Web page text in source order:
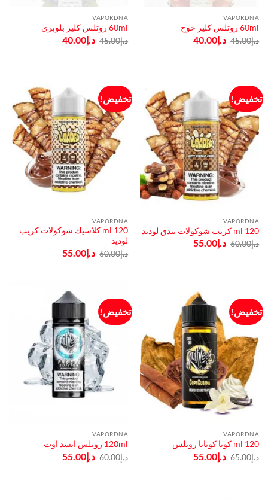
VAPORDNA
60ml روتلس كلير خوخ
د.إ45.00 السعر
الأصلي
د.إ40.00السعر
VAPORDNA
60ml روتلس كلير بلوبري
د.إ45.00 السعر
الأصلي
د.إ40.00السعر
تخفيض!
VAPORDNA
120 ml كريب شوكولات بندق لوديد
د.إ60.00 السعر
الأصلي
د.إ55.00السعر
الحالي
تخفيض!
VAPORDNA
120 ml كلاسيك شوكولات كريب
لوديد
د.إ60.00 السعر
الأصلي
د.إ55.00السعر
الحالي
تخفيض!
VAPORDNA
120 ml كوبا كوبانا روتلس
د.إ65.00 السعر
الأصلي
د.إ55.00السعر
الحالي
تخفيض!
VAPORDNA
120ml روتلس ايسد اوت
د.إ60.00 السعر
الأصلي
د.إ55.00السعر
الحالي